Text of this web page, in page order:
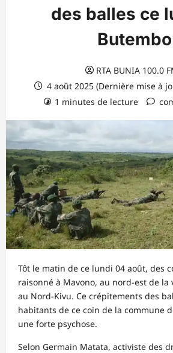
des balles ce
Butembo
RTA BUNIA 100.0
4 août 2025 (Dernière mise à
1 minutes de lecture
Tôt le matin de ce lundi 04 août, des
raisonné à Mavono, au nord-est de la
au Nord-Kivu. Ce crépitements des
habitants de ce coin de la commune
une forte psychose.
Selon Germain Matata, activiste des